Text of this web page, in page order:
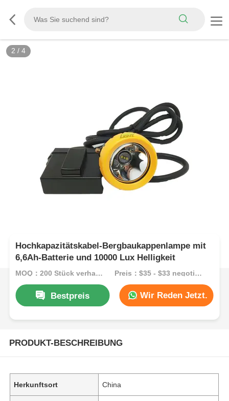
2 / 4
Hochkapazitätskabel-Bergbaukappenlampe mit
6,6Ah-Batterie und 10000 Lux Helligkeit
MOQ：200 Stück verhandelbar Preis：$35 - $33 negotiable
Bestpreis Wir Reden Jetzt.
PRODUKT-BESCHREIBUNG
Herkunftsort China